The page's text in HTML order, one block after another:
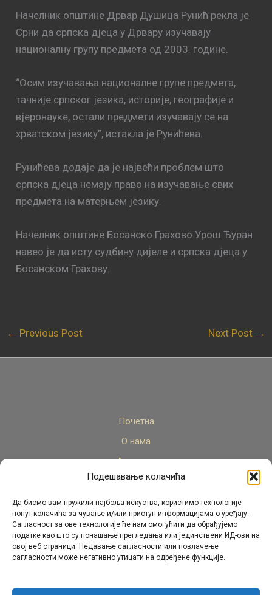
Подешавање колачића
Да бисмо вам пружили најбоља искуства, користимо технологије
попут колачића за чување и/или приступ информацијама о уређају.
Сагласност за ове технологије ће нам омогућити да обрађујемо
податке као што су понашање прегледања или јединствени ИД-ови на
овој веб страници. Недавање сагласности или повлачење
сагласности може негативно утицати на одређене функције.
Начелник општине Дрвар Душица Рунић рекла је
Срни да српска дјеца у Дрвару изучавају
националну групу предмета од 2003. године.
“Осим изучавања националне групе предмета,
тачније српског језика, историје, географије и
вјеронауке, остали предмети изучавају се на
хрватском језику”, истакла је Рунићева.
Рунићева додаје да је највећи проблем што
српска дјеца немају право на изучавање свих
предмета на матерњем језику.
Начелник општине Босанско Грахово Урош Ђуран
навео је да исту судбину дијеле и српска дјеца у
Босанском Грахову.
← Previous Post Next Post →
Почетна
О нама
Актуелно
Стручни кадар
Пројекти
Архива
Контакт